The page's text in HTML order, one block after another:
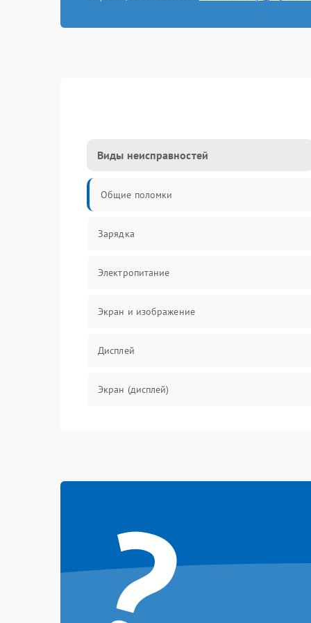
Виды неисправностей
Общие поломки
Зарядка
Электропитание
Экран и изображение
Дисплей
Экран (дисплей)
Влага и механические повреждения
Сеть и интернет